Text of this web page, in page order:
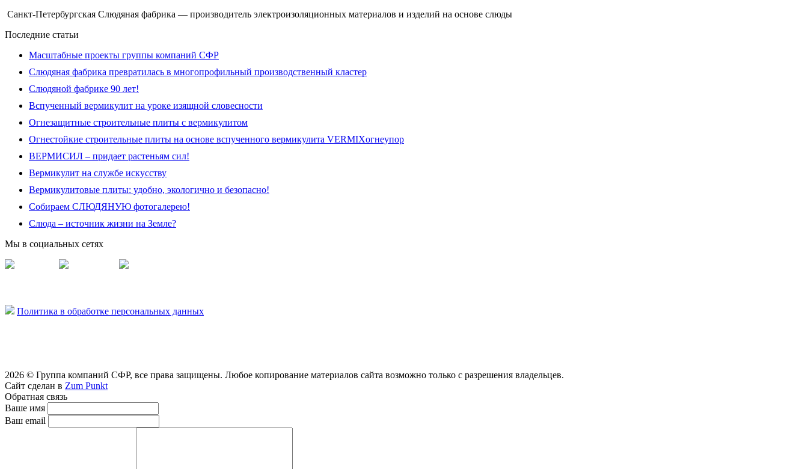
Санкт-Петербургская Слюдяная фабрика — производитель электроизоляционных материалов и изделий на основе слюды
Последние статьи
Масштабные проекты группы компаний СФР
Слюдяная фабрика превратилась в многопрофильный производственный кластер
Слюдяной фабрике 90 лет!
Вспученный вермикулит на уроке изящной словесности
Огнезащитные строительные плиты с вермикулитом
Огнестойкие строительные плиты на основе вспученного вермикулита VERMIXогнеупор
ВЕРМИСИЛ – придает растеньям сил!
Вермикулит на службе искусству
Вермикулитовые плиты: удобно, экологично и безопасно!
Собираем СЛЮДЯНУЮ фотогалерею!
Слюда – источник жизни на Земле?
Мы в социальных сетях
Политика в обработке персональных данных
2026 © Группа компаний СФР, все права защищены. Любое копирование материалов сайта возможно только с разрешения владельцев.
Сайт сделан в Zum Punkt
Обратная связь
Ваше имя
Ваш email